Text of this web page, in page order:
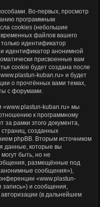
Во-первых, просмотр
программным
cookies (небольшие
файлов вашего
идентификатор
идентификатор анонимной
присвоенные вам
cookie будет создана после
kuban.ru» и будет
о прочтённых вами темах,
с форумами.
«www.plastun-kuban.ru» мы
к программному
за рамки этого документа,
созданных
phpBB. Вторым источником
данные, которые вы
быть, но не
размещённые под
сообщения»),
«www.plastun-
запись») и сообщения,
(в дальнейшем